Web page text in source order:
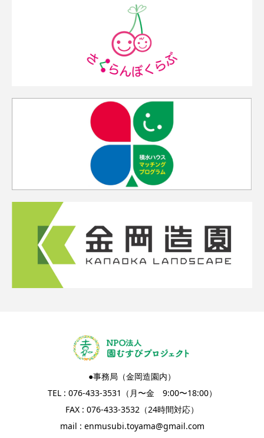
●事務局（金岡造園内）
TEL : 076-433-3531（月〜金 9:00〜18:00）
FAX : 076-433-3532（24時間対応）
mail : enmusubi.toyama@gmail.com